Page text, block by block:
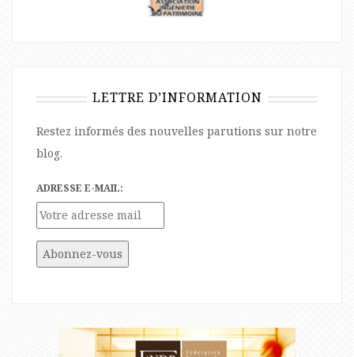
LETTRE D’INFORMATION
Restez informés des nouvelles parutions sur notre
blog.
ADRESSE E-MAIL: